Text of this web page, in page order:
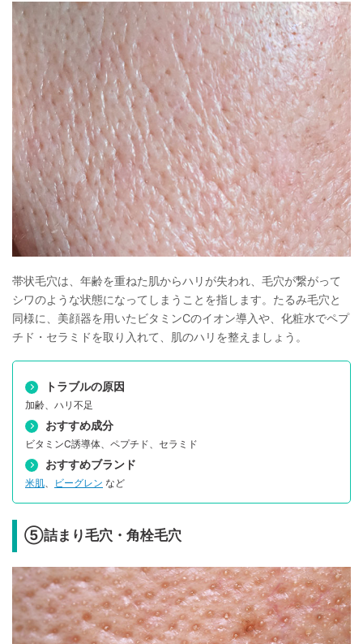
帯状毛穴は、年齢を重ねた肌からハリが失われ、毛穴が繋がって
シワのような状態になってしまうことを指します。たるみ毛穴と
同様に、美顔器を用いたビタミンCのイオン導入や、化粧水でペプ
チド・セラミドを取り入れて、肌のハリを整えましょう。
トラブルの原因
加齢、ハリ不足
おすすめ成分
ビタミンC誘導体、ペプチド、セラミド
おすすめブランド
米肌 ビーグレン など
⑤詰まり毛穴・角栓毛穴